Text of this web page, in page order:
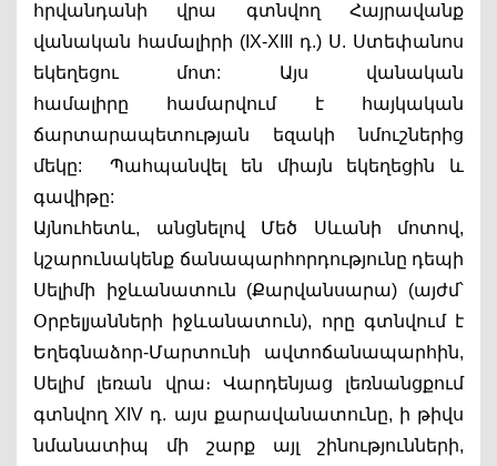
հրվանդանի վրա գտնվող Հայրավանք
վանական համալիրի (IX-XIII դ.) Ս. Ստեփանոս
եկեղեցու մոտ: Այս վանական
համալիրը համարվում է հայկական
ճարտարապետության եզակի նմուշներից
մեկը:  Պահպանվել են միայն եկեղեցին և
գավիթը:
Այնուհետև, անցնելով Մեծ Սևանի մոտով,
կշարունակենք ճանապարհորդությունը դեպի
Սելիմի իջևանատուն (Քարվանսարա) (այժմ՝
Օրբելյանների իջևանատուն), որը գտնվում է
Եղեգնաձոր-Մարտունի ավտոճանապարհին,
Սելիմ լեռան վրա։ Վարդենյաց լեռնանցքում
գտնվող XIV դ. այս քարավանատունը, ի թիվս
նմանատիպ մի շարք այլ շինությունների,